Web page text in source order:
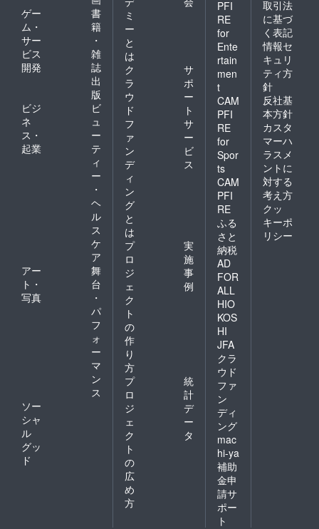
ゲー
ム・
サー
ビス
開発
書
籍
・
雑
誌
出
版
ビジ
ネ
ス・
起業
ビ
ュ
ー
テ
ィ
ー
・
ヘ
ル
ス
ケ
ア
アー
ト・
写真
舞
台
・
パ
フ
ォ
ー
マ
ン
ス
ソー
シャ
ル
グッ
ド
ミ
ー
と
は
ク
ラ
ウ
ド
フ
ァ
ン
デ
ィ
ン
グ
と
は
サ
ポ
ー
ト
サ
ー
ビ
ス
プ
ロ
ジ
ェ
ク
ト
の
作
り
方
実
施
事
例
プ
ロ
ジ
ェ
ク
ト
の
広
め
方
統
計
デ
ー
タ
PFI
RE
for
Ente
rtain
men
t
CAM
PFI
RE
for
Spor
ts
CAM
PFI
RE
ふる
さと
納税
AD
FOR
ALL
HIO
KOS
HI
JFA
クラ
ウド
ファ
ン
ディ
ング
mac
hi-ya
補助
金申
請サ
ポー
ト
取引法
に基づ
く表記
情報セ
キュリ
ティ方
針
反社基
本方針
カスタ
マーハ
ラスメ
ントに
対する
考え方
クッ
キーポ
リシー